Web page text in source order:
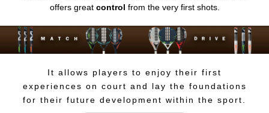
offers great control from the very first shots.
It allows players to enjoy their first
experiences on court and lay the foundations
for their future development within the sport.